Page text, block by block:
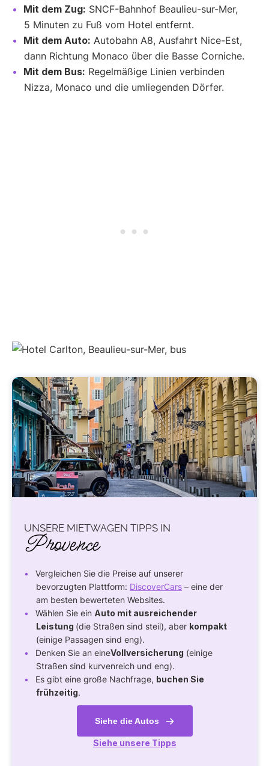
Mit dem Zug: SNCF-Bahnhof Beaulieu-sur-Mer,
5 Minuten zu Fuß vom Hotel entfernt.
Mit dem Auto: Autobahn A8, Ausfahrt Nice-Est,
dann Richtung Monaco über die Basse Corniche.
Mit dem Bus: Regelmäßige Linien verbinden
Nizza, Monaco und die umliegenden Dörfer.
UNSERE MIETWAGEN TIPPS IN
Provence
Vergleichen Sie die Preise auf unserer
bevorzugten Plattform: DiscoverCars – eine der
am besten bewerteten Websites.
Wählen Sie ein Auto mit ausreichender
Leistung (die Straßen sind steil), aber kompakt
(einige Passagen sind eng).
Denken Sie an eineVollversicherung (einige
Straßen sind kurvenreich und eng).
Es gibt eine große Nachfrage, buchen Sie
frühzeitig.
Siehe die Autos
Siehe unsere Tipps